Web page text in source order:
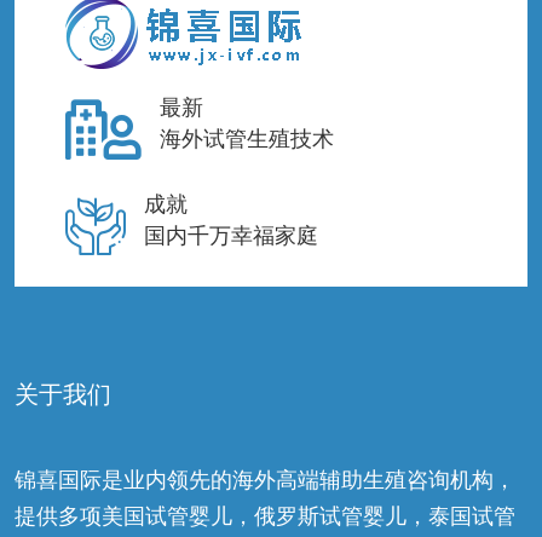
最新
海外试管生殖技术
成就
国内千万幸福家庭
关于我们
锦喜国际是业内领先的海外高端辅助生殖咨询机构，
提供多项美国试管婴儿，俄罗斯试管婴儿，泰国试管